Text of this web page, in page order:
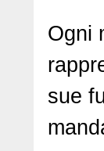
Ogni
sue